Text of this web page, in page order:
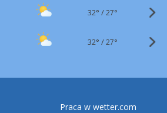
32° /27°
32° /27°
Praca w wetter.com